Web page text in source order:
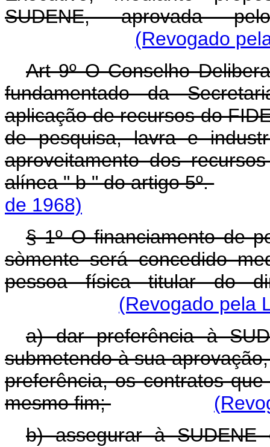
SUDENE, aprovada
(Revogado
Art 9º O Conselho
fundamentado da
aplicação de recursos do
de pesquisa, lavra e
aproveitamento dos
alínea " b " do artigo 5º.
de 1968)
§ 1º O financiamento de
sòmente será concedido
pessoa física titular do
(Revogado pela
a) dar preferência à
submetendo à sua
preferência, os contratos
mesmo fim;
b) assegurar à